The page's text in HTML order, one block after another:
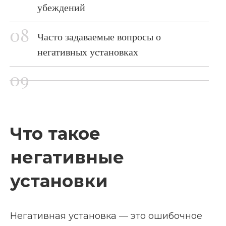
убеждений
Часто задаваемые вопросы о
негативных установках
Что такое
негативные
установки
Негативная установка — это ошибочное